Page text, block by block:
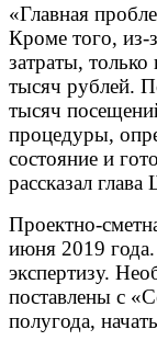
«Главная
Кроме того, из-
затраты,
тысяч рублей.
тысяч
процедуры,
состояние и
рассказал
Проектно-
июня 2019 года.
экспертизу.
поставлены с
полугода,